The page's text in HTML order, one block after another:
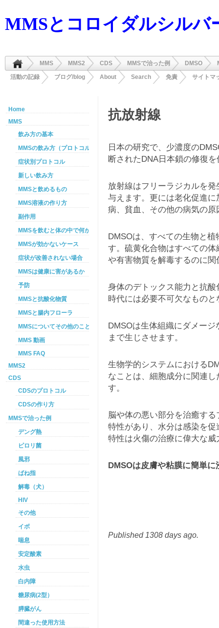
MMSとコロイダルシルバ
MMS MMS2 CDS MMSで治った例 DMSO
活動の記録
ブログ/blog About Search 免責 サイトマ
抗放射線
日本の研究で、少濃度の
断されたDNA日本鎖の修復
放射線はフリーラジカルを
与えます。更には老化促進
病、貧血、その他の病気の原
DMSOは、すべての生物と
す。硫黄化合物はすべての
や有害物質を解毒するのに
身体のデトックス能力と抗
時代には必要不可欠なもの
DMSOは生体組織にダメー
まで生じさせます。
生物学的システムにおける
なことは、細胞成分に関連
す。
脳や体の悪い部分を治癒す
特性があり、水分は感染を
特性は火傷の治療に偉大な
DMSOは皮膚や粘膜に簡単に
Published 1308 days ago.
Home
MMS
飲み方の基本
MMSの飲み方（プロトコル）
症状別プロトコル
新しい飲み方
MMSと飲めるもの
MMS溶液の作り方
副作用
MMSを飲むと体の中で何が起こるか
MMSが効かないケース
症状が改善されない場合
MMSは健康に害があるか
予防
MMSと抗酸化物質
MMSと腸内フローラ
MMSについてその他のこと
MMS 動画
MMS FAQ
MMS2
CDS
CDSのプロトコル
CDSの作り方
MMSで治った例
デング熱
ピロリ菌
風邪
ばね指
解毒（犬）
HIV
その他
イボ
喘息
安定酸素
水虫
白内障
糖尿病(2型）
膵臓がん
間違った使用方法